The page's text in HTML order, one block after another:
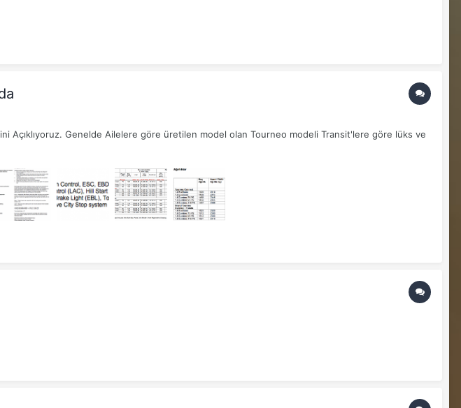
Açıklıyoruz. Genelde Ailelere göre üretilen model olan Tourneo modeli Transit'lere göre lüks ve